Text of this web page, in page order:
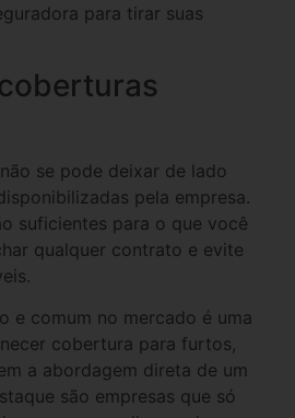
para tirar suas
se pode deixar de lado
pela empresa.
suficientes para o que você
qualquer contrato e evite
e comum no mercado é uma
cobertura para furtos,
a abordagem direta de um
são empresas que só